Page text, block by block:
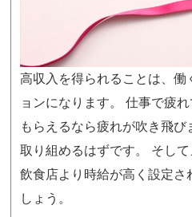
高収入を得られることは、働
ョンになります。 仕事で疲
もらえるなら疲れが吹き飛
取り組めるはずです。 そし
飲食店より時給が高く設定さ
しょう。